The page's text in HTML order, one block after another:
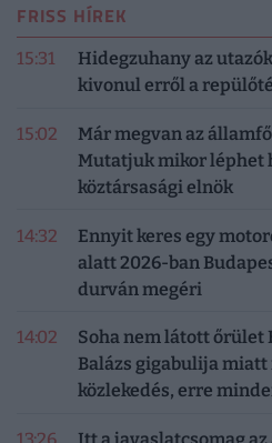
FRISS HÍREK
15:31
Hidegzuhany az
kivonul erről a
15:02
Már megvan az
Mutatjuk mikor léphet
köztársasági elnök
14:32
Ennyit keres egy
alatt 2026-ban
durván megéri
14:02
Soha nem látott őrület
Balázs gigabulija
közlekedés, erre